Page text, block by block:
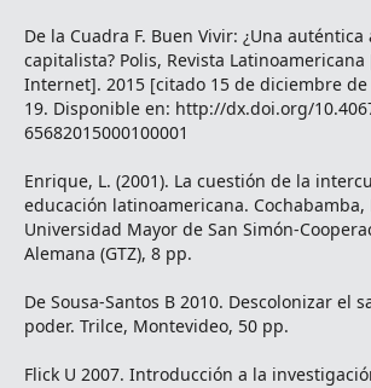
De la Cuadra F. Buen Vivir: ¿Una
capitalista? Polis, Revista
Internet]. 2015 [citado 15 de diciembre de
19. Disponible en: http://dx.doi.org/
65682015000100001
Enrique, L. (2001). La cuestión de la
educación latinoamericana. Cochabamba,
Universidad Mayor de San Simón-
Alemana (GTZ), 8 pp.
De Sousa-Santos B 2010. Descolonizar el
poder. Trilce, Montevideo, 50 pp.
Flick U 2007. Introducción a la